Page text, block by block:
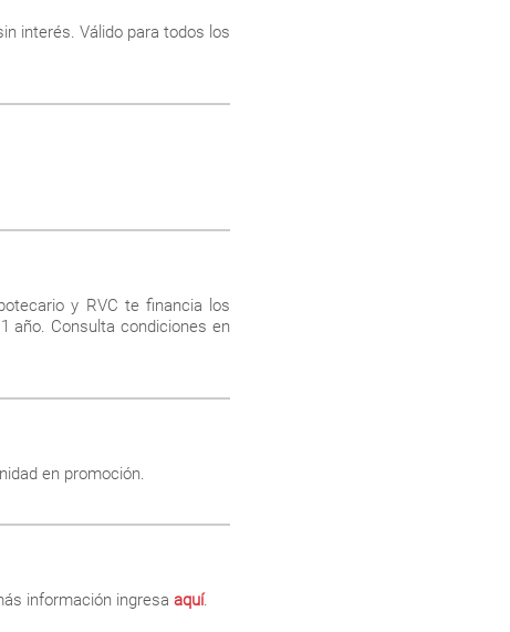
interés. Válido para todos los
y RVC te financia los
año. Consulta condiciones en
en promoción.
información ingresa aquí.